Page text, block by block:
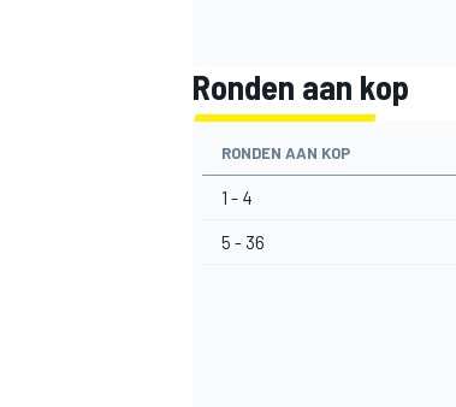
Ronden aan kop
RONDEN AAN KOP
1 - 4
5 - 36